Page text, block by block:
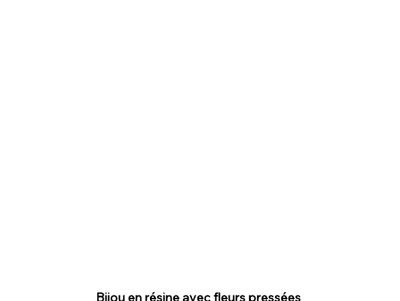
Bijou en résine avec fleurs pressées